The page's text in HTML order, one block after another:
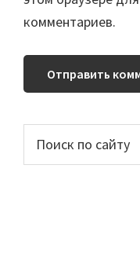
комментариев.
Основной
сайдбар